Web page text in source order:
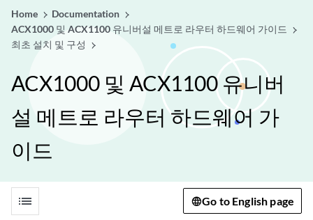
Home
Documentation
ACX1000 및 ACX1100 유니버설 메트로 라우터 하드웨어 가이드
최초 설치 및 구성
ACX1000 및 ACX1100 유니버
설 메트로 라우터 하드웨어 가
이드
list Go to English page